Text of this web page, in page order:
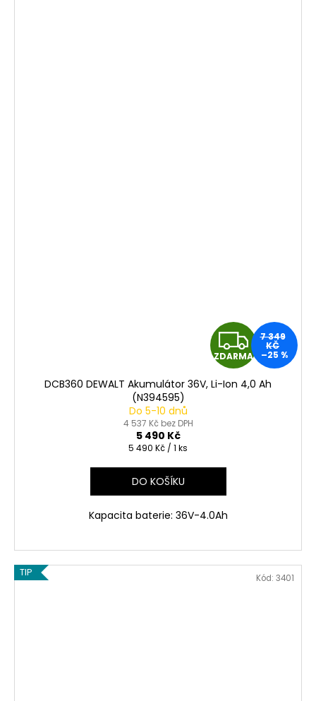
Z
D
A
ZDARMA
7 349
KČ
–25 %
DCB360 DEWALT Akumulátor 36V, Li-Ion 4,0 Ah
(N394595)
Do 5-10 dnů
4 537 Kč bez DPH
5 490 Kč
Měrná
5 490 Kč / 1 ks
DO KOŠÍKU
Kapacita baterie: 36V-4.0Ah
TIP Kód: 3401